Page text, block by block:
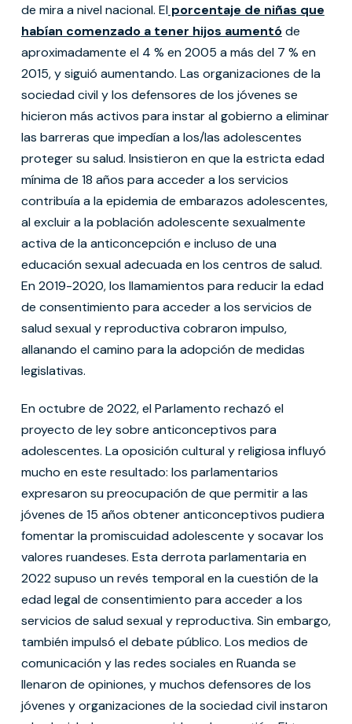
de mira a nivel nacional. Elporcentaje de niñas que
habían comenzado a tener hijos aumentóde
aproximadamente el 4 % en 2005 a más del 7 % en
2015, y siguió aumentando. Las organizaciones de la
sociedad civil y los defensores de los jóvenes se
hicieron más activos para instar al gobierno a eliminar
las barreras que impedían a los/las adolescentes
proteger su salud. Insistieron en que la estricta edad
mínima de 18 años para acceder a los servicios
contribuía a la epidemia de embarazos adolescentes,
al excluir a la población adolescente sexualmente
activa de la anticoncepción e incluso de una
educación sexual adecuada en los centros de salud.
En 2019-2020, los llamamientos para reducir la edad
de consentimiento para acceder a los servicios de
salud sexual y reproductiva cobraron impulso,
allanando el camino para la adopción de medidas
legislativas.
En octubre de 2022, el Parlamento rechazó el
proyecto de ley sobre anticonceptivos para
adolescentes. La oposición cultural y religiosa influyó
mucho en este resultado: los parlamentarios
expresaron su preocupación de que permitir a las
jóvenes de 15 años obtener anticonceptivos pudiera
fomentar la promiscuidad adolescente y socavar los
valores ruandeses. Esta derrota parlamentaria en
2022 supuso un revés temporal en la cuestión de la
edad legal de consentimiento para acceder a los
servicios de salud sexual y reproductiva. Sin embargo,
también impulsó el debate público. Los medios de
comunicación y las redes sociales en Ruanda se
llenaron de opiniones, y muchos defensores de los
jóvenes y organizaciones de la sociedad civil instaron